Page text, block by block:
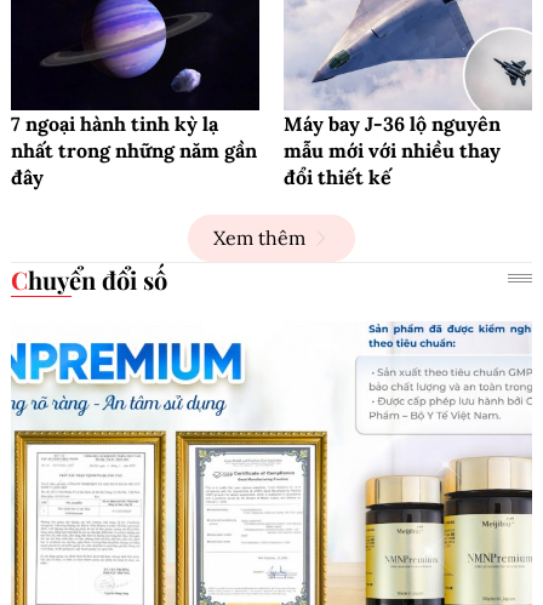
7 ngoại hành tinh kỳ lạ
nhất trong những năm gần
đây
Máy bay J-36 lộ nguyên
mẫu mới với nhiều thay
đổi thiết kế
Xem thêm
Chuyển đổi số